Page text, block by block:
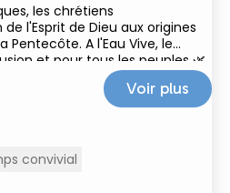
les chrétiens
l'Esprit de Dieu aux origines
Pentecôte. A l'Eau Vive, le
et pour tous les peuples 🌿
Voir plus
convivial